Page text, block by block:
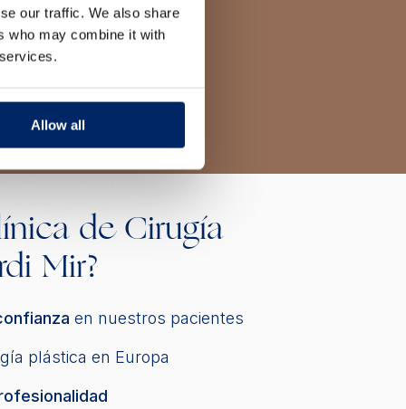
our traffic. We also share
who may combine it with
Allow all
de Cirugía
Mir?
en nuestros pacientes
plástica en Europa